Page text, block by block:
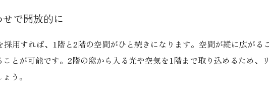
で開放的に
用すれば、1階と2階の空間がひと続きになります。空間が縦に広がる
とが可能です。2階の窓から入る光や空気を1階まで取り込めるため、
う。